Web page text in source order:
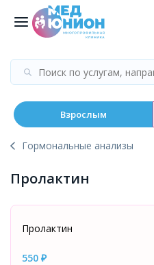
Взрослым
Гормональные анализы
Пролактин
Пролактин
550 ₽